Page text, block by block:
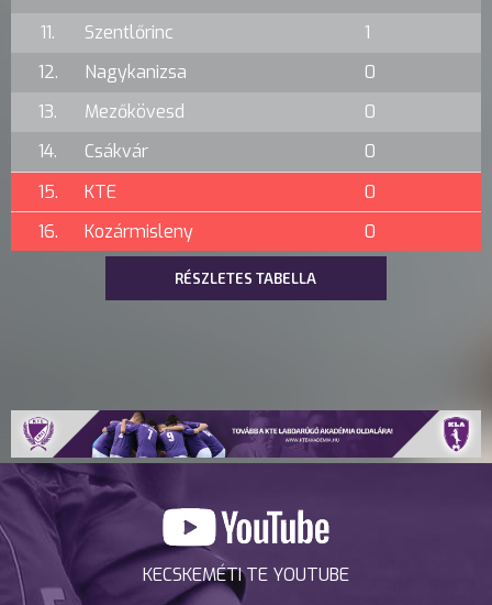
11.
Szentlőrinc
1
12.
Nagykanizsa
0
13.
Mezőkövesd
0
14.
Csákvár
0
15.
KTE
0
16.
Kozármisleny 0
RÉSZLETES TABELLA
KECSKEMÉTI TE YOUTUBE